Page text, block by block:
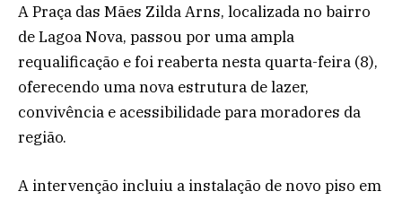
A Praça das Mães Zilda Arns, localizada no bairro
de Lagoa Nova, passou por uma ampla
requalificação e foi reaberta nesta quarta-feira (8),
oferecendo uma nova estrutura de lazer,
convivência e acessibilidade para moradores da
região.
A intervenção incluiu a instalação de novo piso em